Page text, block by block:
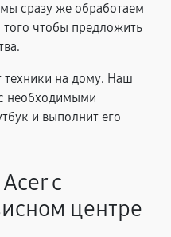
сразу же обработаем
чтобы предложить
на дому. Наш
необходимыми
и выполнит его
с
центре